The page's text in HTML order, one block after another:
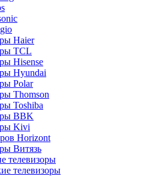
Haier
TCL
Hisense
Hyundai
Polar
Thomson
Toshiba
BBK
Kivi
Horizont
Витязь
телевизоры
телевизоры